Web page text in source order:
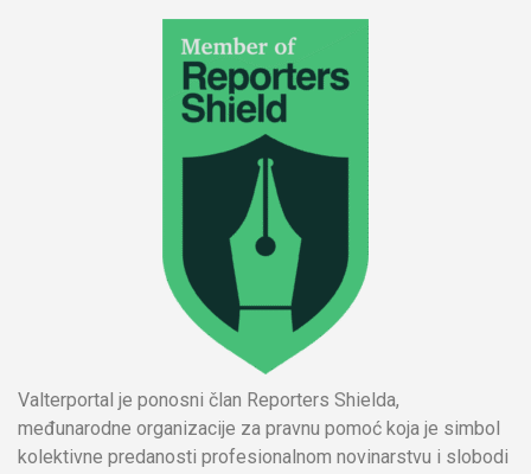
Valterportal je ponosni član Reporters Shielda,
međunarodne organizacije za pravnu pomoć koja je simbol
kolektivne predanosti profesionalnom novinarstvu i slobodi